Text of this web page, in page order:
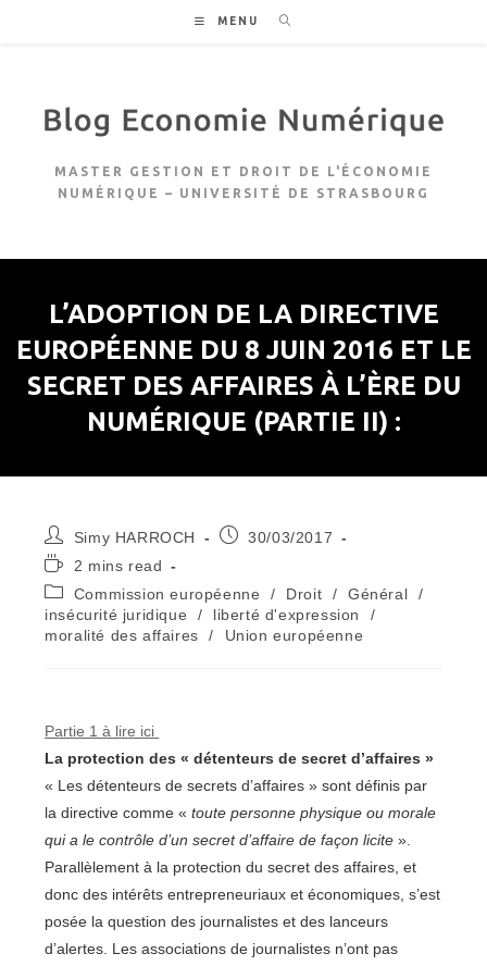
MENU
MASTER GESTION ET DROIT DE L'ÉCONOMIE
NUMÉRIQUE – UNIVERSITÉ DE STRASBOURG
L’ADOPTION DE LA DIRECTIVE
EUROPÉENNE DU 8 JUIN 2016 ET LE
SECRET DES AFFAIRES À L’ÈRE DU
NUMÉRIQUE (PARTIE II) :
Auteur/autrice
de
la
publication :
Simy HARROCH
Publication
30/03/2017
Temps
de
lecture :
2 mins read
Post
category:
Commission européenne / Droit / Général
/
insécurité juridique
/ liberté d'expression
/
moralité des affaires
/ Union européenne
Partie 1 à lire ici
La protection des « détenteurs de secret d’affaires »
« Les détenteurs de secrets d’affaires » sont définis par
la directive comme « toute personne physique ou morale
qui a le contrôle d’un secret d’affaire de façon licite».
Parallèlement à la protection du secret des affaires, et
donc des intérêts entrepreneuriaux et économiques, s’est
posée la question des journalistes et des lanceurs
d’alertes. Les associations de journalistes n’ont pas